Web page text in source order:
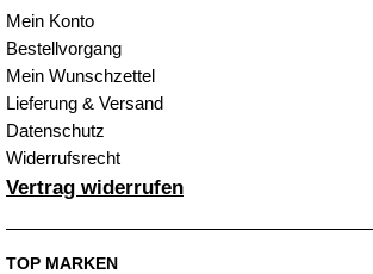
Mein Konto
Bestellvorgang
Mein Wunschzettel
Lieferung & Versand
Datenschutz
Widerrufsrecht
Vertrag widerrufen
TOP MARKEN